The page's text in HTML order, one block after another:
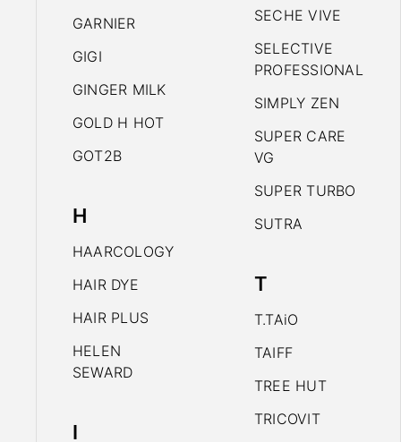
GARNIER
GIGI
GINGER MILK
GOLD H HOT
GOT2B
H
HAARCOLOGY
HAIR DYE
HAIR PLUS
HELEN
SEWARD
I
SECHE VIVE
SELECTIVE
PROFESSIONAL
SIMPLY ZEN
SUPER CARE
VG
SUPER TURBO
SUTRA
T
T.TAiO
TAIFF
TREE HUT
TRICOVIT